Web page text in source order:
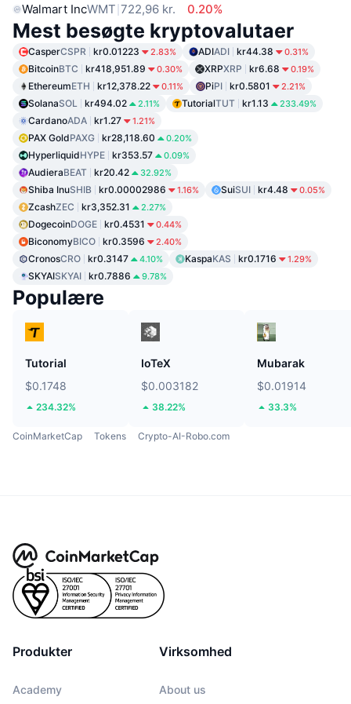
Walmart IncWMT 722,96 kr. 0.20%
Mest besøgte kryptovalutaer
CasperCSPR kr0.01223 2.83% ADIADI kr44.38 0.31%
BitcoinBTC kr418,951.89 0.30% XRPXRP kr6.68 0.19%
EthereumETH kr12,378.22 0.11% PiPI kr0.5801 2.21%
SolanaSOL kr494.02 2.11% TutorialTUT kr1.13 233.49%
CardanoADA kr1.27 1.21%
PAX GoldPAXG kr28,118.60 0.20%
HyperliquidHYPE kr353.57 0.09%
AudieraBEAT kr20.42 32.92%
Shiba InuSHIB kr0.00002986 1.16% SuiSUI kr4.48 0.05%
ZcashZEC kr3,352.31 2.27%
DogecoinDOGE kr0.4531 0.44%
BiconomyBICO kr0.3596 2.40%
CronosCRO kr0.3147 4.10% KaspaKAS kr0.1716 1.29%
SKYAISKYAI kr0.7886 9.78%
Populære
Tutorial
$0.1748
234.32%
IoTeX
$0.003182
38.22%
Mubarak
$0.01914
33.3%
CoinMarketCap Tokens Crypto-AI-Robo.com
Produkter
Academy
Virksomhed
About us